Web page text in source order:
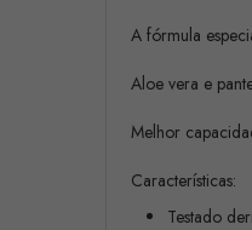
A fórmula
Aloe vera e
Melhor
Características:
Testado